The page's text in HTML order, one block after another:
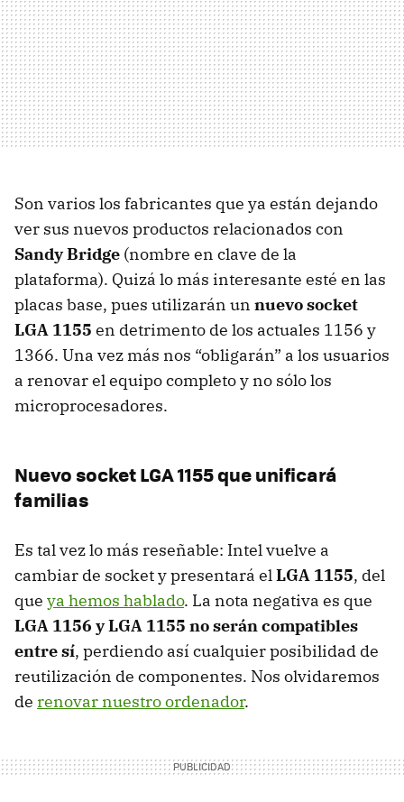
Son varios los fabricantes que ya están dejando
ver sus nuevos productos relacionados con
Sandy Bridge (nombre en clave de la
plataforma). Quizá lo más interesante esté en las
placas base, pues utilizarán un nuevo socket
LGA 1155 en detrimento de los actuales 1156 y
1366. Una vez más nos “obligarán” a los usuarios
a renovar el equipo completo y no sólo los
microprocesadores.
Nuevo socketLGA1155 que unificará
familias
Es tal vez lo más reseñable: Intel vuelve a
cambiar de socket y presentará elLGA 1155, del
que ya hemos hablado. La nota negativa es que
LGA 1156 yLGA 1155 no serán compatibles
entre sí, perdiendo así cualquier posibilidad de
reutilización de componentes. Nos olvidaremos
de renovar nuestro ordenador.